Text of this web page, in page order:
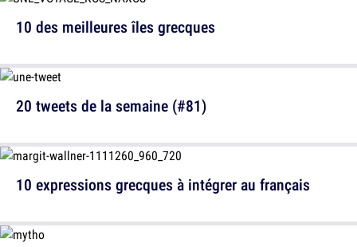
20 tweets de la semaine (#81)
10 des meilleures îles grecques
10 expressions grecques à intégrer au français